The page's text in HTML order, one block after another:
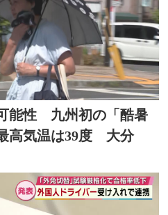
能性 九州初の「酷暑
高気温は39度 大分